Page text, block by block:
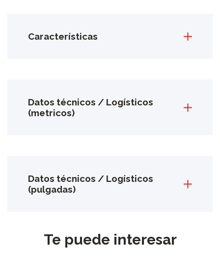
Características
Datos técnicos / Logísticos
(metricos)
Datos técnicos / Logísticos
(pulgadas)
Te puede interesar